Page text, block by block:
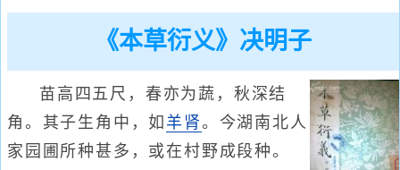
《本草衍义》决明子
苗高四五尺，春亦为蔬，秋深结
角。其子生角中，如 羊肾。今湖南北人
家园圃所种甚多，或在村野成段种。